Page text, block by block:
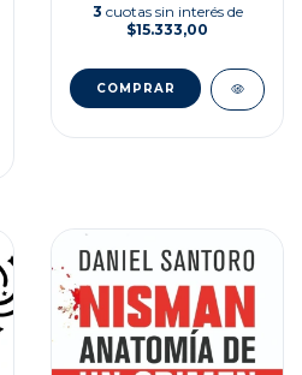
3 cuotas sin interés de
$15.333,00